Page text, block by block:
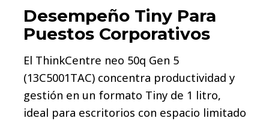
Desempeño Tiny Para
Puestos Corporativos
El ThinkCentre neo 50q Gen 5
(13C5001TAC) concentra productividad y
gestión en un formato Tiny de 1 litro,
ideal para escritorios con espacio limitado